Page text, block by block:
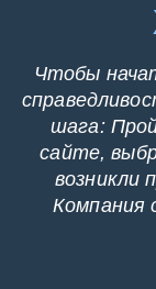
Чтобы
шага:
сайте,
возникли
Компания